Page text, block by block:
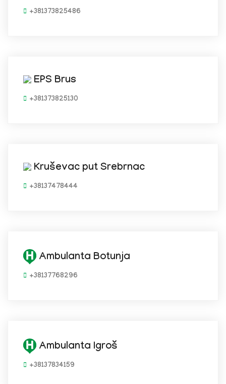
+381373825486
EPS Brus
+381373825130
Kruševac put Srebrnac
+38137478444
Ambulanta Botunja
+38137768296
Ambulanta Igroš
+38137834159